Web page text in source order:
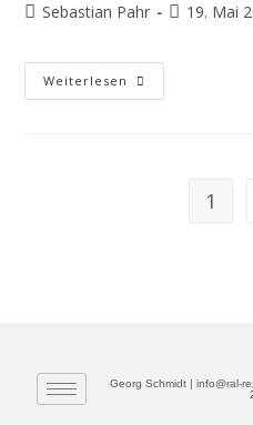
Sebastian Pahr 19. Mai
Weiterlesen
1
Georg Schmidt | info@ral-